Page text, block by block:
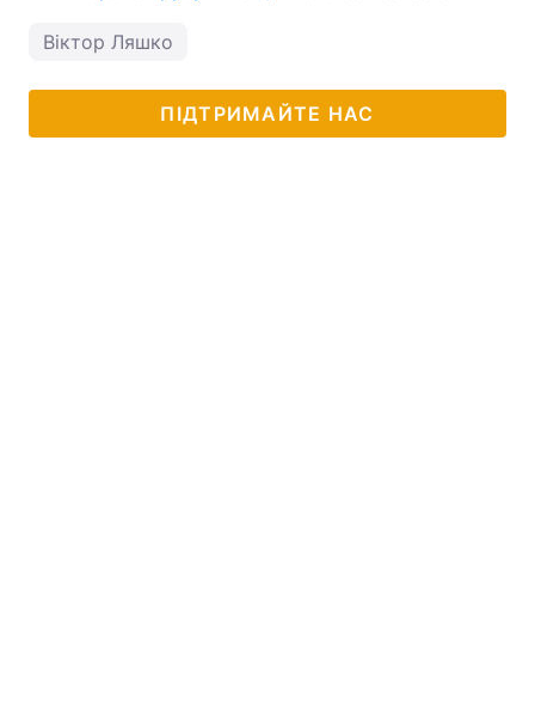
Віктор Ляшко
ПІДТРИМАЙТЕ НАС